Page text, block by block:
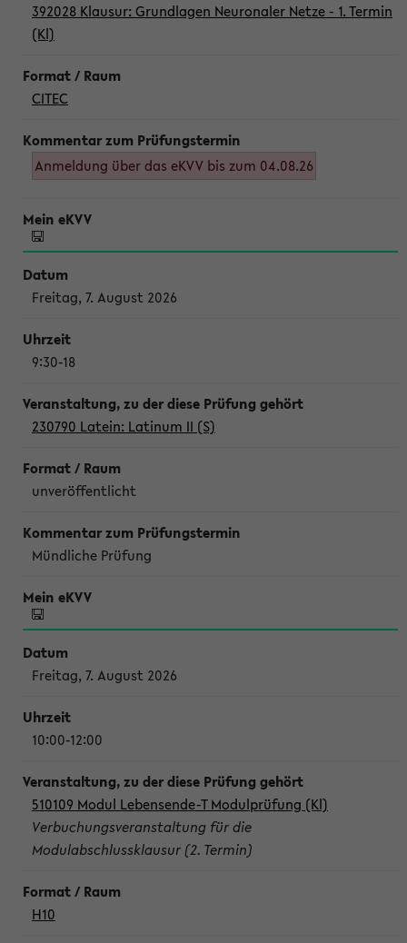
392028 Klausur: Grundlagen Neuronaler Netze - 1. Termin
(Kl)
CITEC
Anmeldung über das eKVV bis zum 04.08.26
Freitag, 7. August 2026
9:30-18
230790 Latein: Latinum II (S)
unveröffentlicht
Mündliche Prüfung
Freitag, 7. August 2026
10:00-12:00
510109 Modul Lebensende-T Modulprüfung (Kl)
Verbuchungsveranstaltung für die
Modulabschlussklausur (2. Termin)
H10